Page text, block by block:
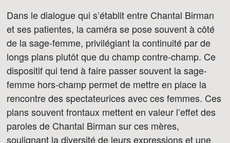
Dans le dialogue qui s’établit entre Chantal Birman
et ses patientes, la caméra se pose souvent à côté
de la sage-femme, privilégiant la continuité par de
longs plans plutôt que du champ contre-champ. Ce
dispositif qui tend à faire passer souvent la sage-
femme hors-champ permet de mettre en place la
rencontre des spectateurices avec ces femmes. Ces
plans souvent frontaux mettent en valeur l’effet des
paroles de Chantal Birman sur ces mères,
soulignant la diversité de leurs expressions et une